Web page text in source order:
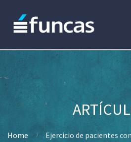
Home
Ejercicio de pacientes